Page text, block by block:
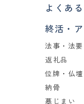
よくあ
終活・
法事・法要
返礼品
位牌・仏
納骨
墓じまい